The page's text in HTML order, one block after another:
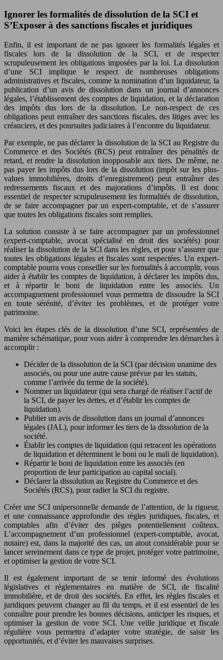
Ignorer les formalités de dissolution de la SCI et
S’Exposer à des sanctions fiscales et juridiques
Enfin, il est important de ne pas ignorer les formalités légales et
fiscales lors de la dissolution de la SCI, et de respecter
scrupuleusement les obligations imposées par la loi. La dissolution
d’une SCI implique le respect de nombreuses obligations
administratives et fiscales, comme la nomination d’un liquidateur, la
publication d’un avis de dissolution dans un journal d’annonces
légales, l’établissement des comptes de liquidation, et la déclaration
des impôts dus lors de la dissolution. Le non-respect de ces
obligations peut entraîner des sanctions fiscales, des litiges avec les
créanciers, et des poursuites judiciaires à l’encontre du liquidateur.
Par exemple, ne pas déclarer la dissolution de la SCI au Registre du
Commerce et des Sociétés (RCS) peut entraîner des pénalités de
retard, et rendre la dissolution inopposable aux tiers. De même, ne
pas payer les impôts dus lors de la dissolution (impôt sur les plus-
values immobilières, droits d’enregistrement) peut entraîner des
redressements fiscaux et des majorations d’impôts. Il est donc
essentiel de respecter scrupuleusement les formalités de dissolution,
de se faire accompagner par un expert-comptable, et de s’assurer
que toutes les obligations fiscales sont remplies.
La solution consiste à se faire accompagner par un professionnel
(expert-comptable, avocat spécialisé en droit des sociétés) pour
réaliser la dissolution de la SCI dans les règles, et pour s’assurer que
toutes les obligations légales et fiscales sont respectées. Un expert-
comptable pourra vous conseiller sur les formalités à accomplir, vous
aider à établir les comptes de liquidation, à déclarer les impôts dus,
et à répartir le boni de liquidation entre les associés. Un
accompagnement professionnel vous permettra de dissoudre la SCI
en toute sérénité, d’éviter les problèmes, et de protéger votre
patrimoine.
Voici les étapes clés de la dissolution d’une SCI, représentées de
manière schématique, pour vous aider à comprendre les démarches à
accomplir :
Décider de la dissolution de la SCI (par décision unanime des
associés, ou pour une autre cause prévue par les statuts,
comme l’arrivée du terme de la société).
Nommer un liquidateur (qui sera chargé de réaliser l’actif de
la SCI, de payer les dettes, et d’établir les comptes de
liquidation).
Publier un avis de dissolution dans un journal d’annonces
légales (JAL), pour informer les tiers de la dissolution de la
société.
Établir les comptes de liquidation (qui retracent les opérations
de liquidation et déterminent le boni ou le mali de liquidation).
Répartir le boni de liquidation entre les associés (en
proportion de leur participation au capital social).
Déclarer la dissolution au Registre du Commerce et des
Sociétés (RCS), pour radier la SCI du registre.
Créer une SCI unipersonnelle demande de l’attention, de la rigueur,
et une connaissance approfondie des règles juridiques, fiscales, et
comptables afin d’éviter des pièges potentiellement coûteux.
L’accompagnement d’un professionnel (expert-comptable, avocat,
notaire) est, dans la majorité des cas, un atout considérable pour se
lancer sereinement dans ce type de projet, protéger votre patrimoine,
et optimiser la gestion de votre SCI.
Il est également important de se tenir informé des évolutions
législatives et réglementaires en matière de SCI, de fiscalité
immobilière, et de droit des sociétés. En effet, les règles fiscales et
juridiques peuvent changer au fil du temps, et il est essentiel de les
connaître pour prendre les bonnes décisions, anticiper les risques, et
optimiser la gestion de votre SCI. Une veille juridique et fiscale
régulière vous permettra d’adapter votre stratégie, de saisir les
opportunités, et d’éviter les mauvaises surprises.